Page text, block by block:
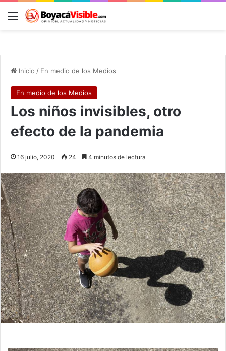
Menú
Inicio / En medio de los Medios
En medio de los Medios
Los niños invisibles, otro
efecto de la pandemia
16 julio, 2020 24 4 minutos de lectura